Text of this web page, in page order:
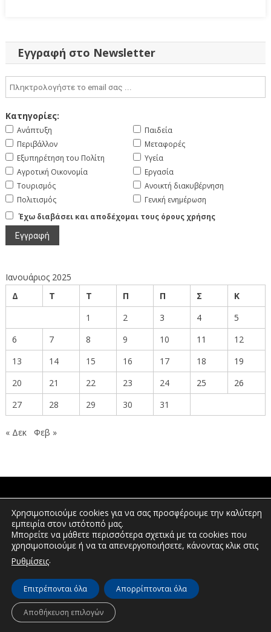
Εγγραφή στο Newsletter
Κατηγορίες:
Ανάπτυξη
Περιβάλλον
Εξυπηρέτηση του Πολίτη
Αγροτική Οικονομία
Τουρισμός
Πολιτισμός
Παιδεία
Μεταφορές
Υγεία
Εργασία
Ανοικτή διακυβέρνηση
Γενική ενημέρωση
Έχω διαβάσει και αποδέχομαι τους όρους χρήσης
Ιανουάριος 2025
Δ
Τ Τ Π Π Σ
Κ
1
2 3 4
5
6
7 8 9 10 11
12
13
14 15 16 17 18
19
20
21 22 23 24 25
26
27
28 29 30 31
« Δεκ Φεβ »
ΠΟΛΙΤΕΣ
ΕΠΕΝΔΥΤΕΣ
© Διεύθυνση Διαφάνειας & Ηλεκτρονικής Διακυβέρνησης | Περιφέρεια
Δυτικής Μακεδονίας | 2026
Πλοήγηση
Δήλωση προσβασιμότητας
Χρησιμοποιούμε cookies για να σας προσφέρουμε την καλύτερη
εμπειρία στον ιστότοπό μας.
Μπορείτε να μάθετε περισσότερα σχετικά με τα cookies που
χρησιμοποιούμε ή να τα απενεργοποιήσετε, κάνοντας κλικ στις
Ρυθμίσεις.
Επιτρέπονται όλα Απορρίπτονται όλα
Αποθήκευση επιλογών